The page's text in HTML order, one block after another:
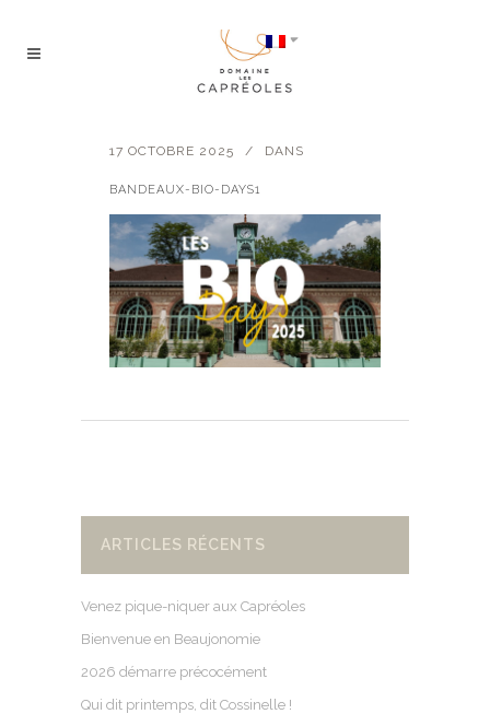
17 OCTOBRE 2025 DANS
BANDEAUX-BIO-DAYS1
ARTICLES RÉCENTS
Venez pique-niquer aux Capréoles
Bienvenue en Beaujonomie
2026 démarre précocément
Qui dit printemps, dit Cossinelle !